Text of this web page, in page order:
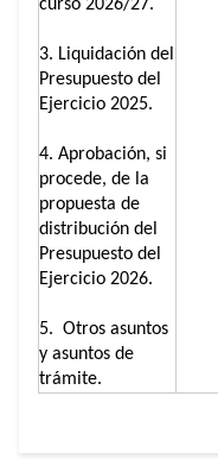
curso 2026/27.
3. Liquidación del
Presupuesto del
Ejercicio 2025.
4. Aprobación, si
procede, de la
propuesta de
distribución del
Presupuesto del
Ejercicio 2026.
5. Otros asuntos
y asuntos de
trámite.